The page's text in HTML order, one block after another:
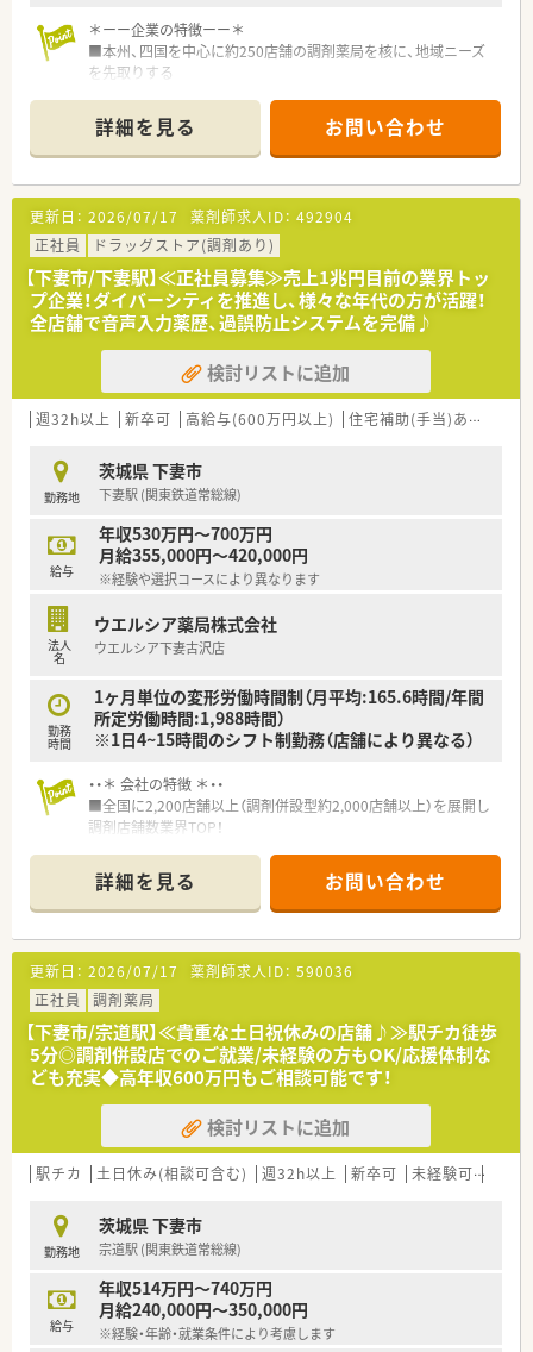
＊ーー企業の特徴ーー＊
■本州、四国を中心に約250店舗の調剤薬局を核に、地域ニーズ
を先取りする
■大手企業のため福利厚生が充実！
連続休暇が取得でき、プライベートも大切にご勤務できます♪
■全国転勤が可能な方は高年収も可能です！
■研修が充実しており未経験の方でも安心です♪
■国内の優良大学院の経営学修士課程（MBA）に人材を派遣。
MBA取得を目指す薬剤師もいます。
＊ーーこんな薬局ですーー＊
■主に面対応で、OTC販売にも携わることのできる環境です♪
■ショッピングセンター内に薬局があるため、休憩時や退勤後に
お買い物もできます♪
■車通勤も可能な薬局です！
＊ーースキルアップも可能♪ーー＊
■資格取得や通信教育の受講、定期購読、公開セミナーへの参加
得援助金などがあります。
■ヘルスケア・調剤・ビューティーケア3つのジャンルで、知識や
カウンセリングスキルを磨くことが出来ます！
＊ーーキャリアアップ制度ーー＊
■次期経営人材候補としての入口となる「基礎編」、リーダーシ
ップを学ぶ「中級編」、現職経営職を対象とした「上級編」まで、薬
グラムを用意しています！
■社内・グループ内のさまざまな事業や新たな業種・業態などで
のキャリアを形成していくことができます♪
詳細を見る お問い合わせ
更新日： 2026/07/17 薬剤師求人ID： 492904
正社員
ドラッグストア(調剤あり)
【下妻市/下妻駅】≪正社員募集≫売上1兆円目前の業界トッ
プ企業！ダイバーシティを推進し、様々な年代の方が活躍！
全店舗で音声入力薬歴、過誤防止システムを完備♪
検討リストに追加
週32h以上 新卒可 高給与(600万円以上) 住宅補助(手当)あり
勤務地
茨城県 下妻市
下妻駅 (関東鉄道常総線)
給与
年収530万円～700万円
月給355,000円～420,000円
※経験や選択コースにより異なります
法人
名
ウエルシア薬局株式会社
ウエルシア下妻古沢店
勤務
時間
1ヶ月単位の変形労働時間制（月平均:165.6時間/年間
所定労働時間:1,988時間）
※1日4~15時間のシフト制勤務（店舗により異なる）
・・＊ 会社の特徴 ＊・・
■全国に2,200店舗以上（調剤併設型約2,000店舗以上）を展開し
調剤店舗数業界TOP！
頑張り次第で高給与も可能！
■経験や勤務コースによりますが、経験の少ない方でも500万前
半スタートと業界TOP水準！
■職種や職域に合わせ、豊富な社内研修や外部組織と連携した研
修を用意されています
■薬剤師が中心の会社だからこそ活躍できるキャリアパスが多
種多様に用意されています。
■店舗拡大に伴い、エリアマネジャーや営業部長等のマネジメン
トのポジションも増えます。
■在宅や教育等の専門性を活かせるスペシャリストを目指すこ
とも可能です。
■その他にも、管理部門や商品部門等の本社スタッフなど活動領
域は多種多様です。
■在宅実施店舗は年々増加しており、在宅医療へもしっかりと関
わる事ができます。
時短勤務ができるよう変更予定です。
■年間休日が120日とワークライフバランスが整っています
■日用品から常備薬まで、従業員割引制度など嬉しいメリットも
たくさんあります！
詳細を見る お問い合わせ
更新日： 2026/07/17 薬剤師求人ID： 590036
正社員
調剤薬局
【下妻市/宗道駅】≪貴重な土日祝休みの店舗♪≫駅チカ徒歩
5分◎調剤併設店でのご就業/未経験の方もOK/応援体制な
ども充実◆高年収600万円もご相談可能です！
検討リストに追加
駅チカ 土日休み(相談可含む) 週32h以上 新卒可 未経験可
勤務地
茨城県 下妻市
宗道駅 (関東鉄道常総線)
給与
年収514万円～740万円
月給240,000円～350,000円
※経験・年齢・就業条件により考慮します